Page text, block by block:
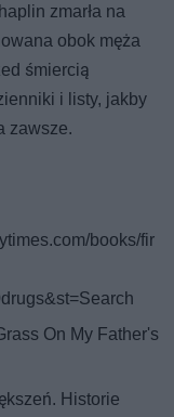
zmarła na
obok męża
śmiercią
i listy, jakby
zawsze.
books/fir
On My Father's
Historie